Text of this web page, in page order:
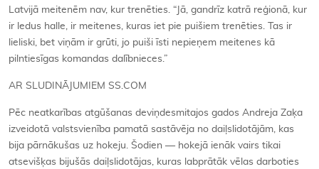
Latvijā meitenēm nav, kur trenēties. “Jā, gandrīz katrā reģionā, kur
ir ledus halle, ir meitenes, kuras iet pie puišiem trenēties. Tas ir
lieliski, bet viņām ir grūti, jo puiši īsti nepieņem meitenes kā
pilntiesīgas komandas dalībnieces.”
AR SLUDINĀJUMIEM SS.COM
Pēc neatkarības atgūšanas deviņdesmitajos gados Andreja Zaķa
izveidotā valstsvienība pamatā sastāvēja no daiļslidotājām, kas
bija pārnākušas uz hokeju. Šodien — hokejā ienāk vairs tikai
atsevišķas bijušās daiļslidotājas, kuras labprātāk vēlas darboties